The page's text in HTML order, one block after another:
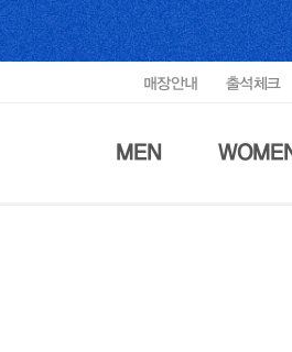
매장안내 출석체크
MEN